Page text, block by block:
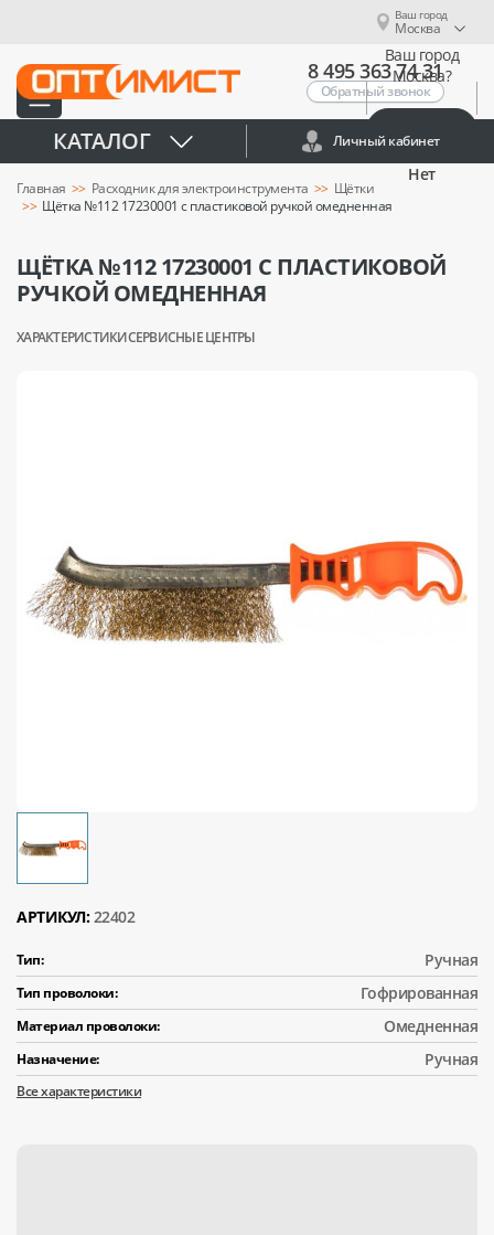
Ваш город
Москва
Ваш город
Москва?
Нет
8 495 363 74 31
Обратный звонок
КАТАЛОГ Личный кабинет
Главная Расходник для электроинструмента
Щётки
Щётка №112 17230001 с пластиковой ручкой омедненная
ЩЁТКА №112 17230001 С ПЛАСТИКОВОЙ
РУЧКОЙ ОМЕДНЕННАЯ
ХАРАКТЕРИСТИКИСЕРВИСНЫЕ ЦЕНТРЫ
АРТИКУЛ: 22402
Тип: Ручная
Тип проволоки: Гофрированная
Материал проволоки: Омедненная
Назначение: Ручная
Все характеристики